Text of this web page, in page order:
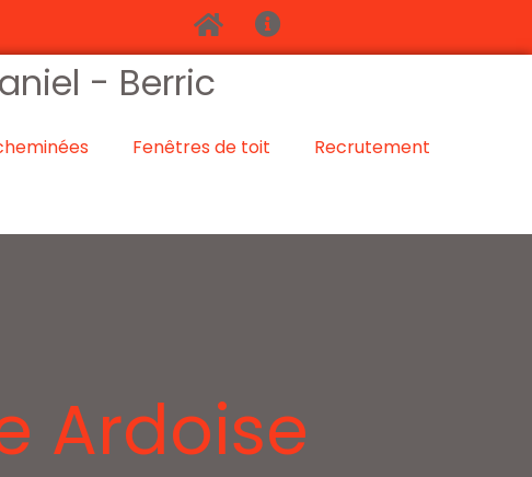
- Berric
Fenêtres de toit
Recrutement
Ardoise